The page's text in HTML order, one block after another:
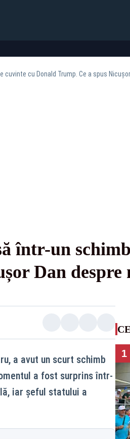
cuvinte cu Donald Trump. Ce a spus
într-un
Dan despre
a avut un scurt schimb
a fost surprins într-
iar șeful statului a
1